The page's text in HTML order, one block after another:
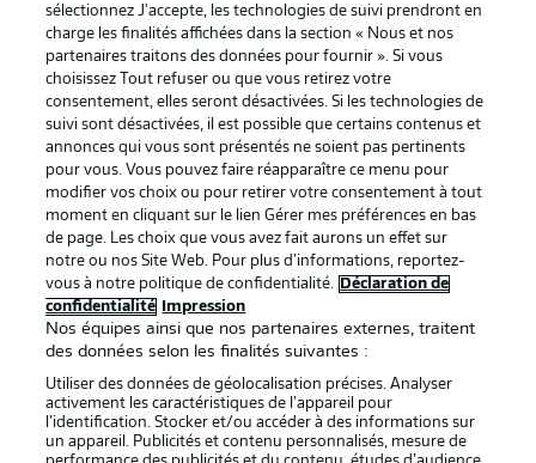
La publicité Conditions d’utilisation des
Mentions Légales Gérer mes préférences
Déclaration de
confidentialité
Diffuseurs
Travaux Contact
Impression Joueurs
sélectionnez J'accepte, les technologies de suivi prendront en
charge les finalités affichées dans la section « Nous et nos
partenaires traitons des données pour fournir ». Si vous
choisissez Tout refuser ou que vous retirez votre
consentement, elles seront désactivées. Si les technologies de
suivi sont désactivées, il est possible que certains contenus et
annonces qui vous sont présentés ne soient pas pertinents
pour vous. Vous pouvez faire réapparaître ce menu pour
modifier vos choix ou pour retirer votre consentement à tout
moment en cliquant sur le lien Gérer mes préférences en bas
de page. Les choix que vous avez fait aurons un effet sur
notre ou nos Site Web. Pour plus d’informations, reportez-
vous à notre politique de confidentialité.
Déclaration de
confidentialité
Impression
Nos équipes ainsi que nos partenaires externes, traitent
des données selon les finalités suivantes :
Utiliser des données de géolocalisation précises. Analyser
activement les caractéristiques de l’appareil pour
l’identification. Stocker et/ou accéder à des informations sur
un appareil. Publicités et contenu personnalisés, mesure de